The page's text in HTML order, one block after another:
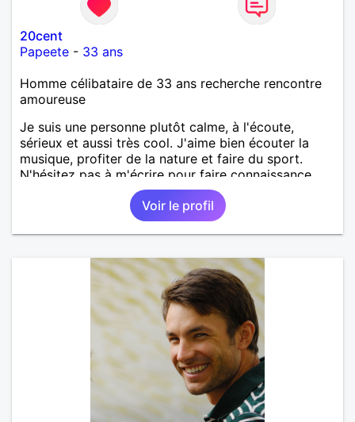
20cent
Papeete - 33 ans
Homme célibataire de 33 ans recherche rencontre
amoureuse
Je suis une personne plutôt calme, à l'écoute,
sérieux et aussi très cool. J'aime bien écouter la
musique, profiter de la nature et faire du sport.
N'hésitez pas à m'écrire pour faire connaissance.
Voir le profil